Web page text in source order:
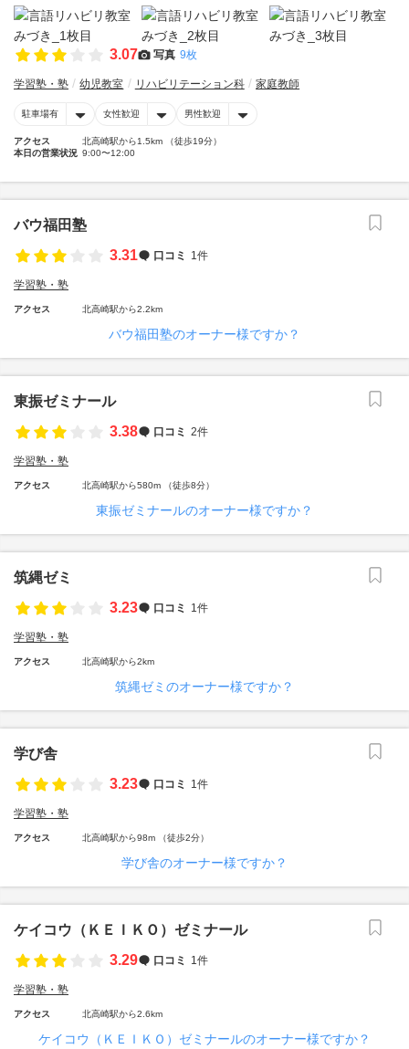
3.07 写真 9枚
学習塾・塾 幼児教室 リハビリテーション科 家庭教師
駐車場有 女性歓迎 男性歓迎
アクセス
北高崎駅から1.5km （徒歩19分）
本日の営業状況 9:00〜12:00
バウ福田塾
3.31
口コミ 1件
学習塾・塾
アクセス 北高崎駅から2.2km
バウ福田塾のオーナー様ですか？
東振ゼミナール
3.38
口コミ 2件
学習塾・塾
アクセス 北高崎駅から580m （徒歩8分）
東振ゼミナールのオーナー様ですか？
筑縄ゼミ
3.23
口コミ 1件
学習塾・塾
アクセス 北高崎駅から2km
筑縄ゼミのオーナー様ですか？
学び舎
3.23
口コミ 1件
学習塾・塾
アクセス 北高崎駅から98m （徒歩2分）
学び舎のオーナー様ですか？
ケイコウ（ＫＥＩＫＯ）ゼミナール
3.29
口コミ 1件
学習塾・塾
アクセス 北高崎駅から2.6km
ケイコウ（ＫＥＩＫＯ）ゼミナールのオーナー様ですか？